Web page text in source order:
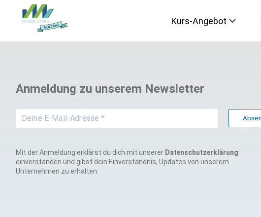
Kurs-Angebot
IT-Vergabe
Marketing
Anmeldung zu unserem Newsletter
Mit der Anmeldung erklärst du dich mit unserer Datenschutzerklärung
einverstanden und gibst dein Einverständnis, Updates von unserem
Unternehmen zu erhalten.